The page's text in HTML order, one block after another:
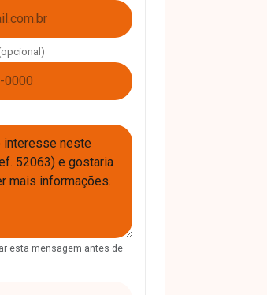
esta mensagem antes de